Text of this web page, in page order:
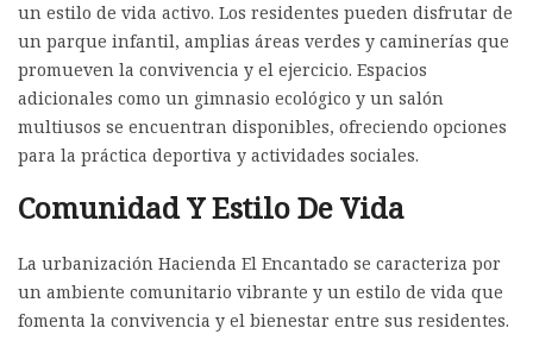
un estilo de vida activo. Los residentes pueden disfrutar de
un parque infantil, amplias áreas verdes y caminerías que
promueven la convivencia y el ejercicio. Espacios
adicionales como un gimnasio ecológico y un salón
multiusos se encuentran disponibles, ofreciendo opciones
para la práctica deportiva y actividades sociales.
Comunidad Y Estilo De Vida
La urbanización Hacienda El Encantado se caracteriza por
un ambiente comunitario vibrante y un estilo de vida que
fomenta la convivencia y el bienestar entre sus residentes.